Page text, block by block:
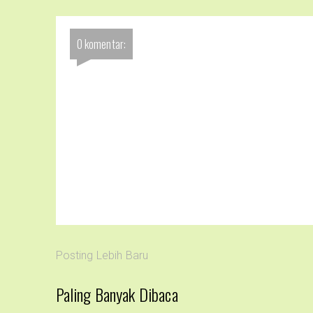
0 komentar:
Posting Lebih Baru
Paling Banyak Dibaca